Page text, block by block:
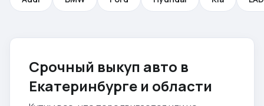
Срочный выкуп авто в
Екатеринбурге и области